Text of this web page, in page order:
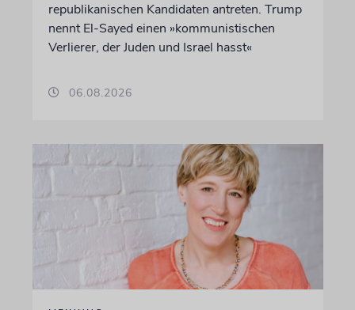
republikanischen Kandidaten antreten. Trump
nennt El-Sayed einen »kommunistischen
Verlierer, der Juden und Israel hasst«
06.08.2026